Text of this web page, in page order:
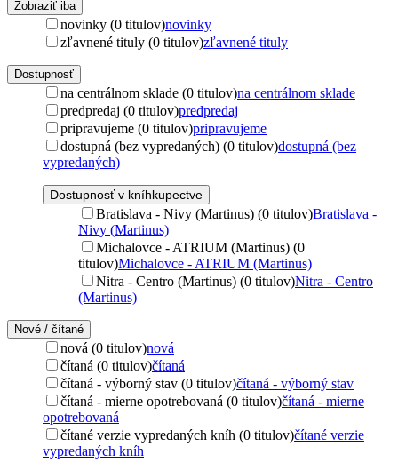
Zobraziť iba
novinky (0 titulov)novinky
zľavnené tituly (0 titulov)zľavnené tituly
Dostupnosť
na centrálnom sklade (0 titulov)na centrálnom sklade
predpredaj (0 titulov)predpredaj
pripravujeme (0 titulov)pripravujeme
dostupná (bez vypredaných) (0 titulov)dostupná (bez
vypredaných)
Dostupnosť v kníhkupectve
Bratislava - Nivy (Martinus) (0 titulov)Bratislava -
Nivy (Martinus)
Michalovce - ATRIUM (Martinus) (0
titulov)Michalovce - ATRIUM (Martinus)
Nitra - Centro (Martinus) (0 titulov)Nitra - Centro
(Martinus)
Nové / čítané
nová (0 titulov)nová
čítaná (0 titulov)čítaná
čítaná - výborný stav (0 titulov)čítaná - výborný stav
čítaná - mierne opotrebovaná (0 titulov)čítaná - mierne
opotrebovaná
čítané verzie vypredaných kníh (0 titulov)čítané verzie
vypredaných kníh